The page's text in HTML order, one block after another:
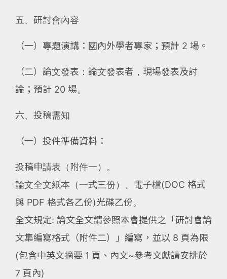
五、研討會內容
（一）專題演講：國內外學者專家；預計 2 場。
（二）論文發表：論文發表者，現場發表及討
論；預計 20 場。
六、投稿需知
（一）投件準備資料：
投稿申請表（附件一）。
論文全文紙本（一式三份）、電子檔(DOC 格式
與 PDF 格式各乙份)光碟乙份。
全文規定: 論文全文請參照本會提供之「研討會論
文集編寫格式（附件二）」編寫，並以 8 頁為限
(包含中英文摘要 1 頁、內文~參考文獻請安排於
7 頁內)